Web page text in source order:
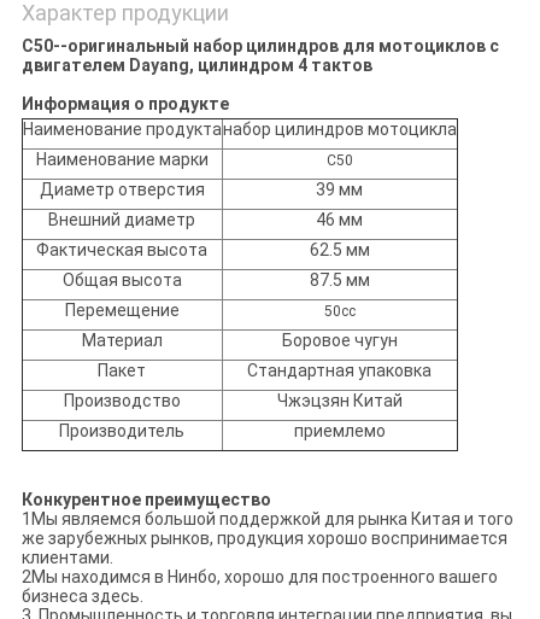
Характер продукции
C50--оригинальный набор цилиндров для мотоциклов с
двигателем Dayang, цилиндром 4 тактов
Информация о продукте
Наименование продуктанабор цилиндров мотоцикла
Наименование марки
C50
Диаметр отверстия
39 мм
Внешний диаметр
46 мм
Фактическая высота
62.5 мм
Общая высота
87.5 мм
Перемещение
50cc
Материал
Боровое чугун
Пакет
Стандартная упаковка
Производство
Чжэцзян Китай
Производитель
приемлемо
Конкурентное преимущество
1Мы являемся большой поддержкой для рынка Китая и того
же зарубежных рынков, продукция хорошо воспринимается
клиентами.
2Мы находимся в Нинбо, хорошо для построенного вашего
бизнеса здесь.